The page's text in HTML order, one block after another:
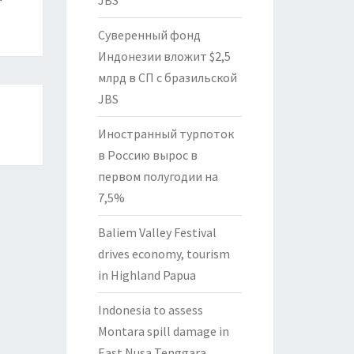
Суверенный фонд
Индонезии вложит $2,5
млрд в СП с бразильской
JBS
Иностранный турпоток
в Россию вырос в
первом полугодии на
7,5%
Baliem Valley Festival
drives economy, tourism
in Highland Papua
Indonesia to assess
Montara spill damage in